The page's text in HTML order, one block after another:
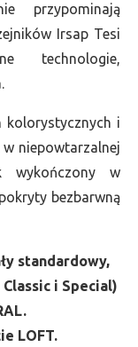
przypominają
Irsap Tesi
technologie,
kolorystycznych i
niepowtarzalnej
wykończony w
bezbarwną
standardowy,
i Special)
LOFT.